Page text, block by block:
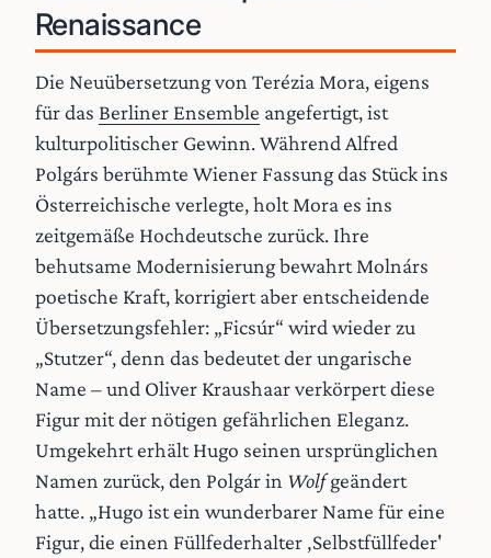
Renaissance
Die Neuübersetzung von Terézia Mora, eigens
für das Berliner Ensemble angefertigt, ist
kulturpolitischer Gewinn. Während Alfred
Polgárs berühmte Wiener Fassung das Stück ins
Österreichische verlegte, holt Mora es ins
zeitgemäße Hochdeutsche zurück. Ihre
behutsame Modernisierung bewahrt Molnárs
poetische Kraft, korrigiert aber entscheidende
Übersetzungsfehler: „Ficsúr“ wird wieder zu
„Stutzer“, denn das bedeutet der ungarische
Name – und Oliver Kraushaar verkörpert diese
Figur mit der nötigen gefährlichen Eleganz.
Umgekehrt erhält Hugo seinen ursprünglichen
Namen zurück, den Polgár in Wolfgeändert
hatte. „Hugo ist ein wunderbarer Name für eine
Figur, die einen Füllfederhalter ‚Selbstfüllfeder'